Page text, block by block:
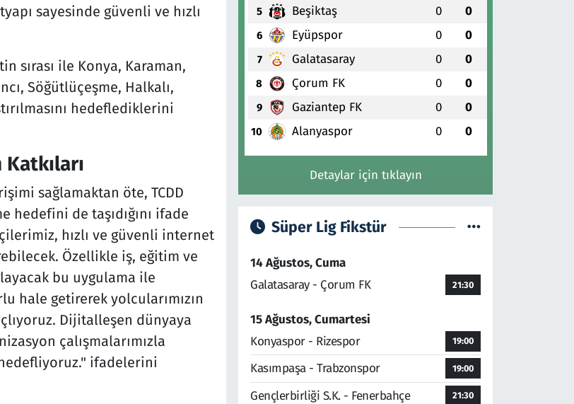
sayesinde güvenli ve hızlı
sırası ile Konya, Karaman,
Söğütlüçeşme, Halkalı,
hedeflediklerini
sağlamaktan öte, TCDD
hedefini de taşıdığını ifade
hızlı ve güvenli internet
Özellikle iş, eğitim ve
bu uygulama ile
hale getirerek yolcularımızın
Dijitalleşen dünyaya
çalışmalarımızla
ifadelerini
5 Beşiktaş 0 0
6 Eyüpspor 0 0
7 Galatasaray 0 0
8 Çorum FK 0 0
9 Gaziantep FK 0 0
10 Alanyaspor 0 0
Detaylar için tıklayın
Süper Lig Fikstür
14 Ağustos, Cuma
Galatasaray - Çorum FK
21:30
15 Ağustos, Cumartesi
Konyaspor - Rizespor
19:00
Kasımpaşa - Trabzonspor 19:00
Gençlerbirliği S.K. - Fenerbahçe 21:30